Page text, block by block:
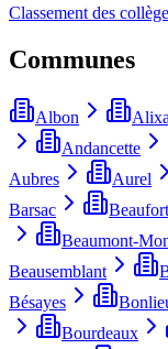
Classement des
Communes
Albon
Andancette
Aubres
Aurel
Barsac
Beaumont-
Beausemblant
Bésayes
Bourdeaux